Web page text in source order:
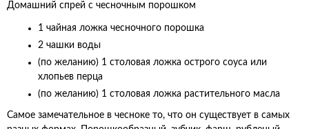
Домашний спрей с чесночным порошком
1 чайная ложка чесночного порошка
2 чашки воды
(по желанию) 1 столовая ложка острого соуса или
хлопьев перца
(по желанию) 1 столовая ложка растительного масла
Самое замечательное в чесноке то, что он существует в самых